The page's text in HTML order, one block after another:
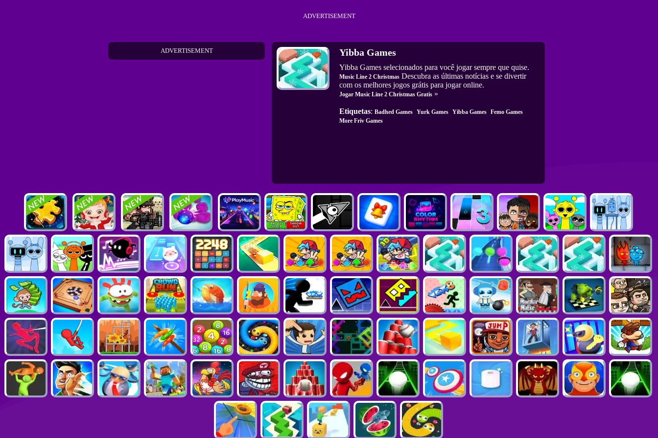
ADVERTISEMENT
ADVERTISEMENT Yibba Games
Yibba Games selecionados para você jogar sempre que quise.
Music Line 2 Christmas Descubra as últimas notícias e se divertir
com os melhores jogos grátis para jogar online.
Jogar Music Line 2 Christmas Gratis »
Etiquetas: Badhed Games Yurk Games Yibba Games Femo Games
More Friv Games